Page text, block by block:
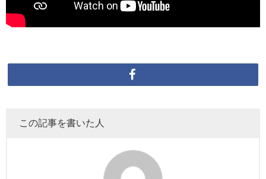
この記事を書いた人